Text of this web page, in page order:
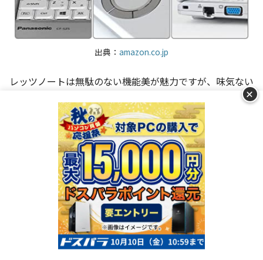
ランキングを見る
出典： amazon.co.jp
レッツノートは無駄のない機能美が魅力ですが、味気ない
デザインにもこだわりたい方に
は、見た目のカスタマイズもおすすめです。カスタマイズ
できる場所は以下の4か所。シリーズによって選択できる
カラーが違います。
FVシリーズ
シルバーダイヤモンド
ジェットブラック
ボディと同色（シルバーダイヤモンド・ジェット
+